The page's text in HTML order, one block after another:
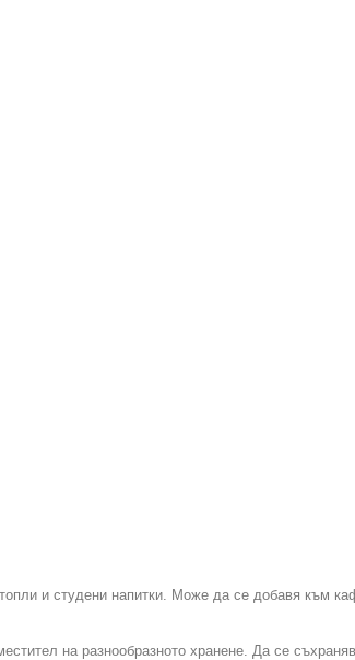
и студени напитки. Може да се добавя към
на разнообразното хранене. Да се